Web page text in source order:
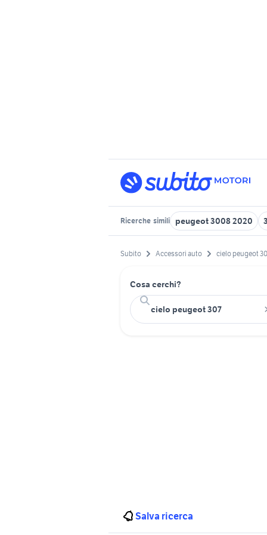
Ricerche simili peugeot 3008 2020
Subito Accessori auto cielo peugeot
Cosa cerchi?
Salva ricerca